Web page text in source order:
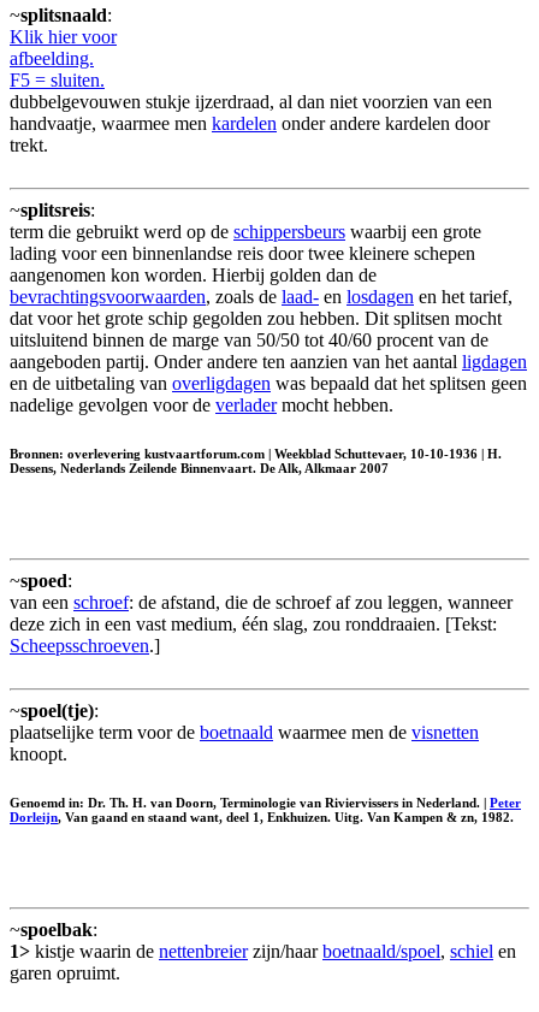
~splitsnaald:
Klik hier voor
afbeelding.
F5 = sluiten.
dubbelgevouwen stukje ijzerdraad, al dan niet voorzien van een
handvaatje, waarmee men kardelen onder andere kardelen door
trekt.
~splitsreis:
term die gebruikt werd op de schippersbeurs waarbij een grote
lading voor een binnenlandse reis door twee kleinere schepen
aangenomen kon worden. Hierbij golden dan de
bevrachtingsvoorwaarden, zoals de laad- en losdagen en het tarief,
dat voor het grote schip gegolden zou hebben. Dit splitsen mocht
uitsluitend binnen de marge van 50/50 tot 40/60 procent van de
aangeboden partij. Onder andere ten aanzien van het aantal ligdagen
en de uitbetaling van overligdagen was bepaald dat het splitsen geen
nadelige gevolgen voor de verladermocht hebben.
Bronnen: overlevering kustvaartforum.com | Weekblad Schuttevaer, 10-10-1936 | H.
Dessens, Nederlands Zeilende Binnenvaart. De Alk, Alkmaar 2007
~spoed:
van een schroef: de afstand, die de schroef af zou leggen, wanneer
deze zich in een vast medium, één slag, zou ronddraaien. [Tekst:
Scheepsschroeven.]
~spoel(tje):
plaatselijke term voor de boetnaald waarmee men de visnetten
knoopt.
Genoemd in: Dr. Th. H. van Doorn, Terminologie van Riviervissers in Nederland. | Peter
Dorleijn, Van gaand en staand want, deel 1, Enkhuizen. Uitg. Van Kampen & zn, 1982.
~spoelbak:
1> kistje waarin de nettenbreierzijn/haarboetnaald/spoel, schiel en
garen opruimt.